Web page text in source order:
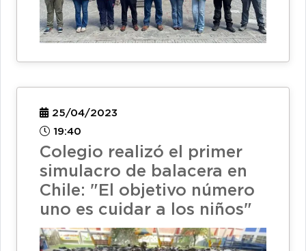
25/04/2023
19:40
Colegio realizó el primer
simulacro de balacera en
Chile: "El objetivo número
uno es cuidar a los niños"